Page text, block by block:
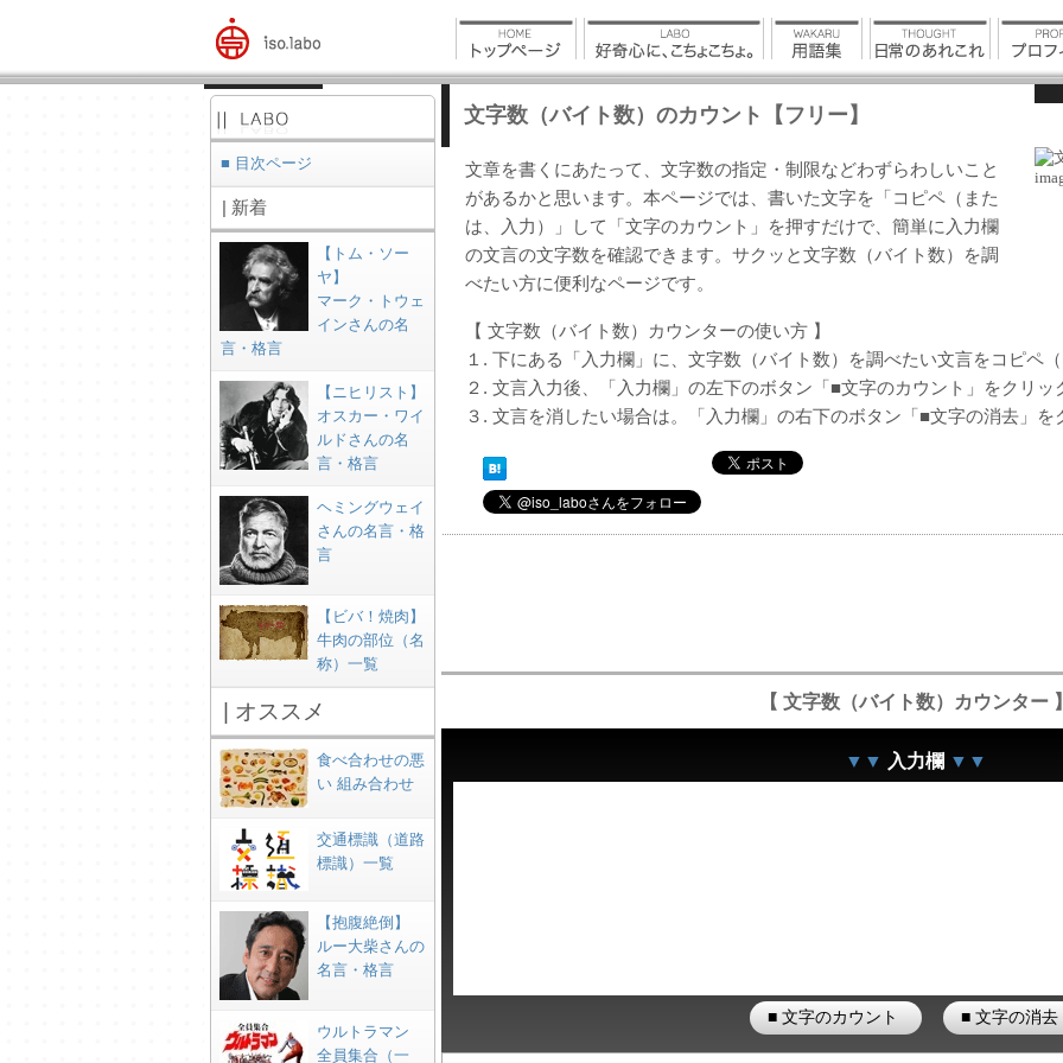
■ 目次ページ
| 新着
【トム・ソー
ヤ】
マーク・トウェ
インさんの名
言・格言
【ニヒリスト】
オスカー・ワイ
ルドさんの名
言・格言
ヘミングウェイ
さんの名言・格
言
【ビバ！焼肉】
牛肉の部位（名
称）一覧
| オススメ
食べ合わせの悪
い 組み合わせ
交通標識（道路
標識）一覧
【抱腹絶倒】
ルー大柴さんの
名言・格言
ウルトラマン
全員集合（一
文字数（バイト数）のカウント【フリー】
文章を書くにあたって、文字数の指定・制限などわずらわしいこと
があるかと思います。本ページでは、書いた文字を「コピペ（また
は、入力）」して「文字のカウント」を押すだけで、簡単に入力欄
の文言の文字数を確認できます。サクッと文字数（バイト数）を調
べたい方に便利なページです。
【 文字数（バイト数）カウンターの使い方 】
１. 下にある「入力欄」に、文字数（バイト数）を調べたい文言をコピペ
２. 文言入力後、「入力欄」の左下のボタン「■文字のカウント」をクリッ
３. 文言を消したい場合は。「入力欄」の右下のボタン「■文字の消去」を
【 文字数（バイト数）カウンター
▼▼ 入力欄 ▼▼